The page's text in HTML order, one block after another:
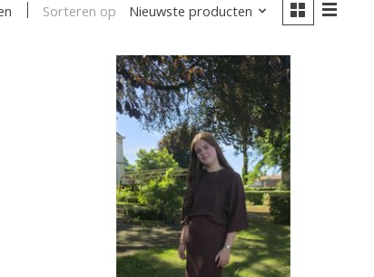
Sorteren op Nieuwste producten